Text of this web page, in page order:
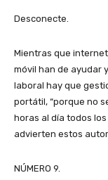
Desconecte.
Mientras que
móvil han de ayudar
laboral hay que
portátil, “porque no
horas al día todos
advierten estos
NÚMERO 9.